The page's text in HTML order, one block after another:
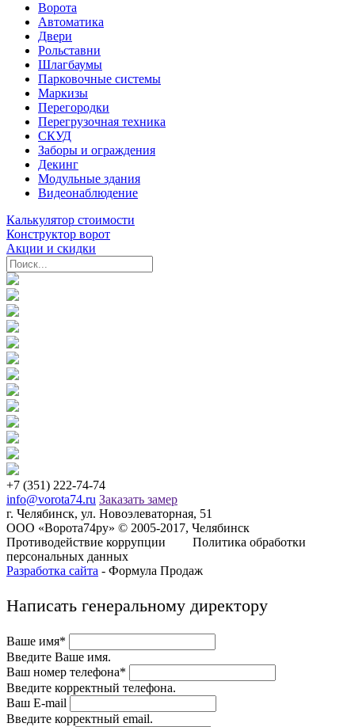
Ворота
Автоматика
Двери
Рольставни
Шлагбаумы
Парковочные системы
Маркизы
Перегородки
Перегрузочная техника
СКУД
Заборы и ограждения
Декинг
Модульные здания
Видеонаблюдение
Калькулятор стоимости
Конструктор ворот
Акции и скидки
+7 (351) 222-74-74
info@vorota74.ru Заказать замер
г. Челябинск, ул. Новоэлеваторная, 51
ООО «Ворота74ру» © 2005-2017, Челябинск
Противодействие коррупции
Политика обработки
персональных данных
Разработка сайта - Формула Продаж
Написать генеральному директору
Ваше имя*
Введите Ваше имя.
Ваш номер телефона*
Введите корректный телефона.
Ваш E-mail
Введите корректный email.